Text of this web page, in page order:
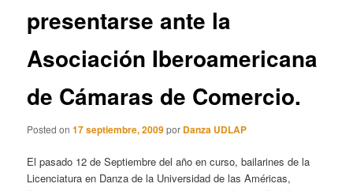
presentarse ante la
Asociación Iberoamericana
de Cámaras de Comercio.
Posted on17 septiembre, 2009por Danza UDLAP
El pasado 12 de Septiembre del año en curso, bailarines de la
Licenciatura en Danza de la Universidad de las Américas,